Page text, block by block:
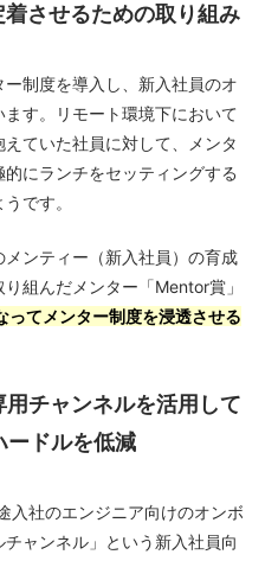
させるための取り組み
制度を導入し、新入社員のオ
す。リモート環境下において
ていた社員に対して、メンタ
にランチをセッティングする
です。
ンティー（新入社員）の育成
組んだメンター「Mentor賞」
ってメンター制度を浸透させる
チャンネルを活用して
ードルを低減
入社のエンジニア向けのオンボ
ャンネル」という新入社員向